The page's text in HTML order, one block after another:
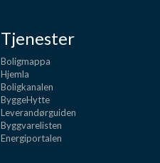
Tjenester
Boligmappa
Hjemla
Boligkanalen
ByggeHytte
Leverandørguiden
Byggvarelisten
Energiportalen